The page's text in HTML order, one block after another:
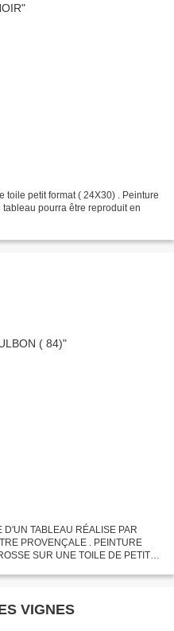
toile petit format ( 24X30) . Peinture
pourra être reproduit en
D'UN TABLEAU RÉALISE PAR
PROVENÇALE . PEINTURE
SUR UNE TOILE DE PETIT
VIGNES